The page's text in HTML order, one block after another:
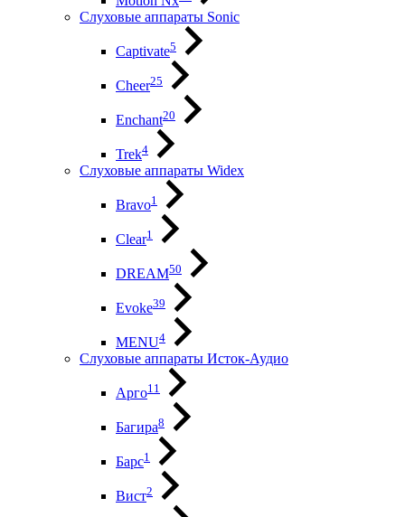
Слуховые аппараты Sonic
Captivate5
Cheer25
Enchant20
Trek4
Слуховые аппараты Widex
Bravo1
Clear1
DREAM50
Evoke39
MENU4
Слуховые аппараты Исток-Аудио
Арго11
Багира8
Барс1
Вист2